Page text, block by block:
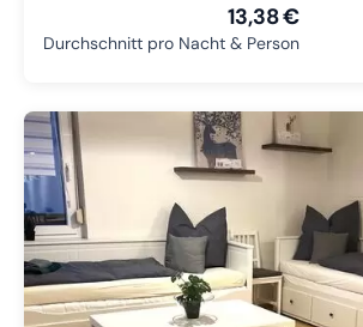
13,38 €
Durchschnitt pro Nacht & Person